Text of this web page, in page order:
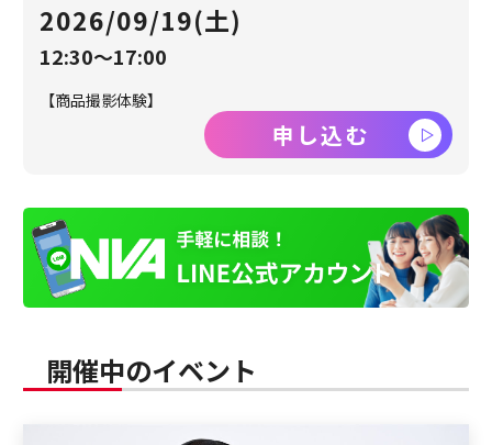
2026/09/19(土)
12:30～17:00
【商品撮影体験】
申し込む
開催中のイベント